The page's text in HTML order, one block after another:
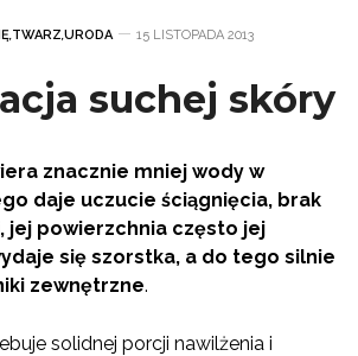
,TWARZ,URODA 15 LISTOPADA 2013
suchej skóry
znacznie mniej wody w
daje uczucie ściągnięcia, brak
jej powierzchnia często jej
się szorstka, a do tego silnie
zewnętrzne.
solidnej porcji nawilżenia i